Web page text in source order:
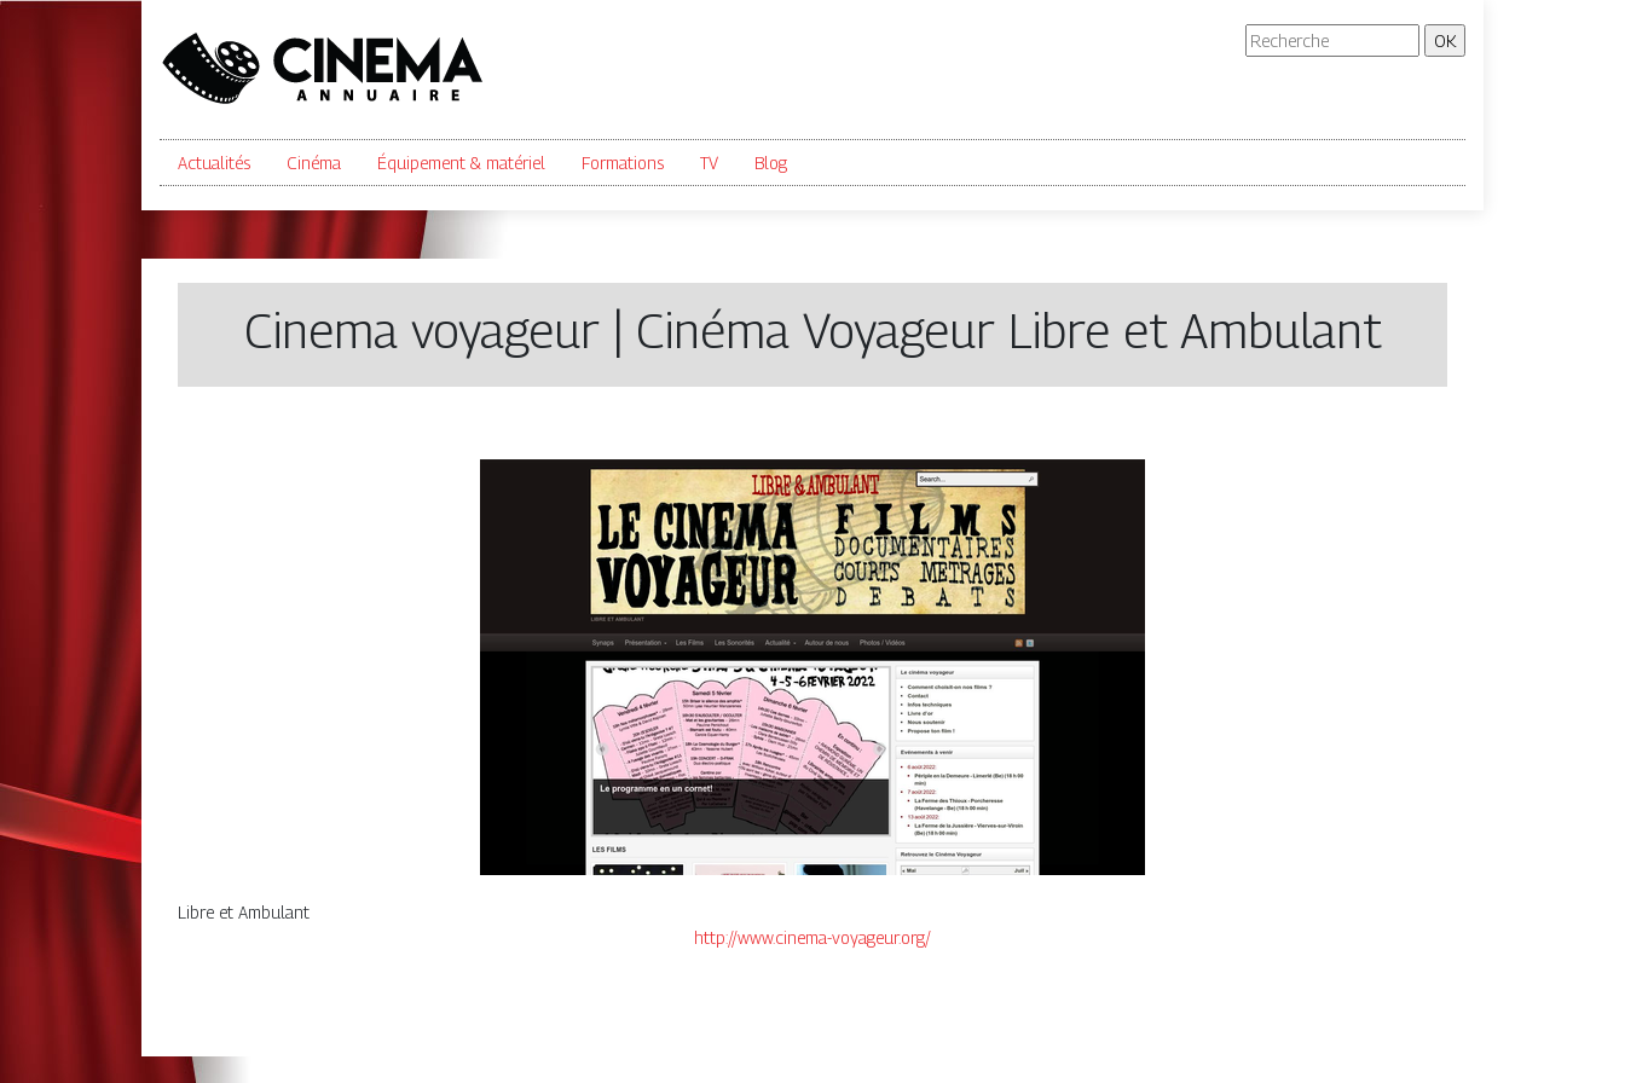
Actualités Cinéma Équipement & matériel Formations TV Blog
Cinema voyageur | Cinéma Voyageur Libre et Ambulant
Libre et Ambulant
http://www.cinema-voyageur.org/